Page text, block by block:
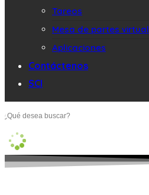
Tareos
Mesa de partes virtual
Aplicaciones
Contáctenos
SCI